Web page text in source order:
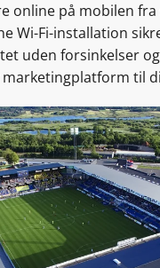
online på mobilen
Wi-Fi-installation
uden forsinkelser
til